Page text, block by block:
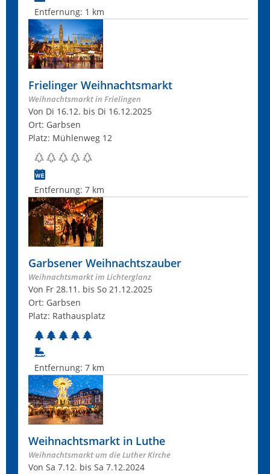
Entfernung: 1 km
Frielinger Weihnachtsmarkt
Weihnachtsmarkt in Frielingen
Von Di 16.12. bis Di 16.12.2025
Ort: Garbsen
Platz: Mühlenweg 12
Entfernung: 7 km
Garbsener Weihnachtszauber
Weihnachtsmarkt im Lichterglanz
Von Fr 28.11. bis So 21.12.2025
Ort: Garbsen
Platz: Rathausplatz
Entfernung: 7 km
Weihnachtsmarkt in Luthe
Weihnachtsmarkt um die Luther Kirche
Von Sa 7.12. bis Sa 7.12.2024